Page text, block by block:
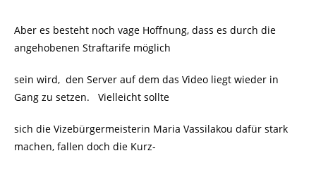
Aber es besteht noch vage Hoffnung, dass es durch die
angehobenen Straftarife möglich
sein wird, den Server auf dem das Video liegt wieder in
Gang zu setzen. Vielleicht sollte
sich die Vizebürgermeisterin Maria Vassilakou dafür stark
machen, fallen doch die Kurz-